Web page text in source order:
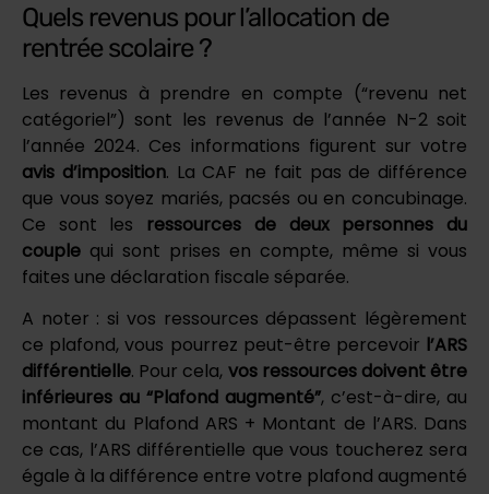
Quels revenus pour l’allocation de
rentrée scolaire ?
Les revenus à prendre en compte (“revenu net
catégoriel”) sont les revenus de l’année N-2 soit
l’année 2024. Ces informations figurent sur votre
avis d’imposition. La CAF ne fait pas de différence
que vous soyez mariés, pacsés ou en concubinage.
Ce sont les ressources de deux personnes du
couple qui sont prises en compte, même si vous
faites une déclaration fiscale séparée.
A noter : si vos ressources dépassent légèrement
ce plafond, vous pourrez peut-être percevoir l’ARS
différentielle. Pour cela, vos ressources doivent être
inférieures au “Plafond augmenté”, c’est-à-dire, au
montant du Plafond ARS + Montant de l’ARS. Dans
ce cas, l’ARS différentielle que vous toucherez sera
égale à la différence entre votre plafond augmenté